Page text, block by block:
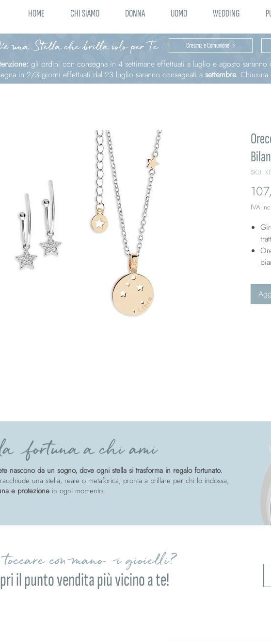
HOME CHI SIAMO DONNA UOMO WEDDING
una Stella che brilla solo per Te Cresima e Comunione
gli ordini con consegna in 4 settimane effettuati a luglio e agosto saranno
in 2/3 giorni effettuati dal 23 luglio saranno consegnati a settembre.
SKU:
IVA
fortuna a chi ami
nascono da un sogno, dove ogni stella si trasforma in regalo fortunato.
una stella, reale o metaforica, pronta a brillare per chi lo indossa,
e protezione in ogni momento.
con mano i gioielli?
il punto vendita più vicino a te!